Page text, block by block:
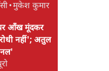
•मुकेश कुमार
आँख मूंदकर
नहीं'; अतुल